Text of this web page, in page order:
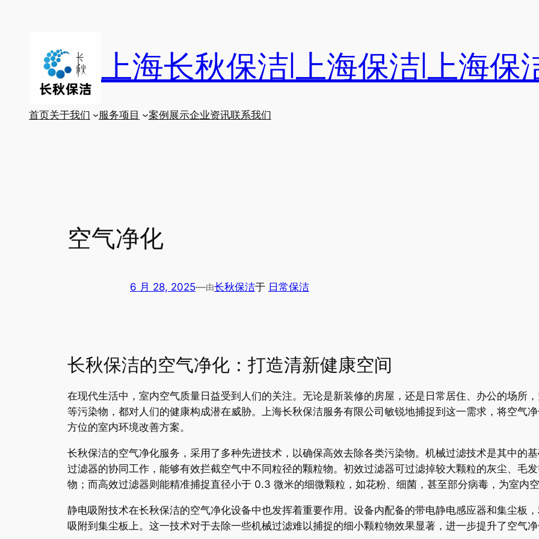
上海长秋保洁|上海保洁|上海保
首页关于我们 服务项目 案例展示企业资讯联系我们
空气净化
6 月 28, 2025—由长秋保洁于 日常保洁
长秋保洁的空气净化：打造清新健康空间
在现代生活中，室内空气质量日益受到人们的关注。无论是新装修的房屋，还是日常居住、办公的场所
等污染物，都对人们的健康构成潜在威胁。上海长秋保洁服务有限公司敏锐地捕捉到这一需求，将空气
方位的室内环境改善方案。
长秋保洁的空气净化服务，采用了多种先进技术，以确保高效去除各类污染物。机械过滤技术是其中的
过滤器的协同工作，能够有效拦截空气中不同粒径的颗粒物。初效过滤器可过滤掉较大颗粒的灰尘、毛
物；而高效过滤器则能精准捕捉直径小于 0.3 微米的细微颗粒，如花粉、细菌，甚至部分病毒，为室内
静电吸附技术在长秋保洁的空气净化设备中也发挥着重要作用。设备内配备的带电静电感应器和集尘板
吸附到集尘板上。这一技术对于去除一些机械过滤难以捕捉的细小颗粒物效果显著，进一步提升了空气